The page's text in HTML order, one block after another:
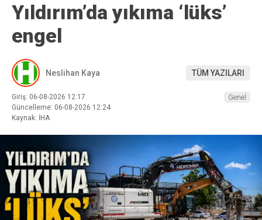
Yıldırım’da yıkıma ‘lüks’
engel
Neslihan Kaya TÜM YAZILARI
Giriş: 06-08-2026 12:17
Güncelleme: 06-08-2026 12:24
Kaynak: İHA
Genel